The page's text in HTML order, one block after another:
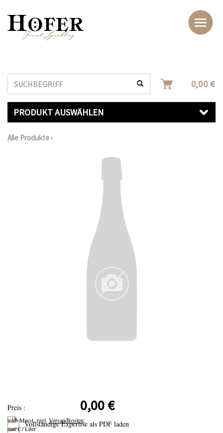
PRODUKT AUSWÄHLEN
0,00 €
Alle Produkte›
Vollständige Expertise als PDF laden
Preis : 0,00 €
inkl. Mwst. zzgl. Versandkosten;
nan € / Liter